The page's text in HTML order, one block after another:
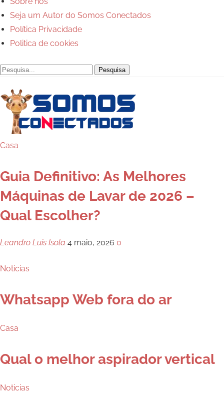
Conectados
-
bem
informado
Seja um Autor do Somos Conectados
Política Privacidade
Politica de cookies
Casa
Guia Definitivo: As Melhores
Máquinas de Lavar de 2026 –
Qual Escolher?
Leandro Luis Isola 4 maio, 2026 0
Noticias
Whatsapp Web fora do ar
Casa
Qual o melhor aspirador vertical
Noticias